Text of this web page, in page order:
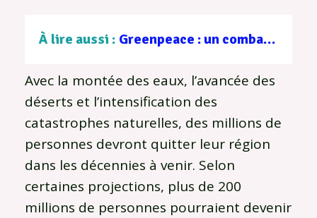
À lire aussi : Greenpeace : un combat pour la planète
Avec la montée des eaux, l’avancée des
déserts et l’intensification des
catastrophes naturelles, des millions de
personnes devront quitter leur région
dans les décennies à venir. Selon
certaines projections, plus de 200
millions de personnes pourraient devenir